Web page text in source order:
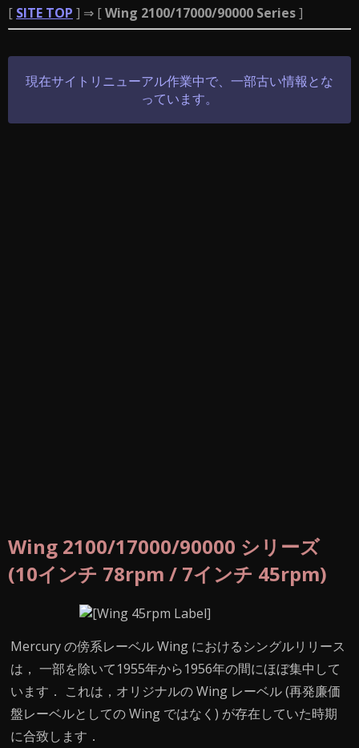
[ SITE TOP ] ⇒ [Wing 2100/17000/90000 Series]
現在サイトリニューアル作業中で、一部古い情報とな
っています。
Wing 2100/17000/90000 シリーズ
(10インチ 78rpm / 7インチ 45rpm)
Mercury の傍系レーベル Wing におけるシングルリリース
は， 一部を除いて1955年から1956年の間にほぼ集中して
います． これは，オリジナルの Wing レーベル (再発廉価
盤レーベルとしての Wing ではなく) が存在していた時期
に合致します．